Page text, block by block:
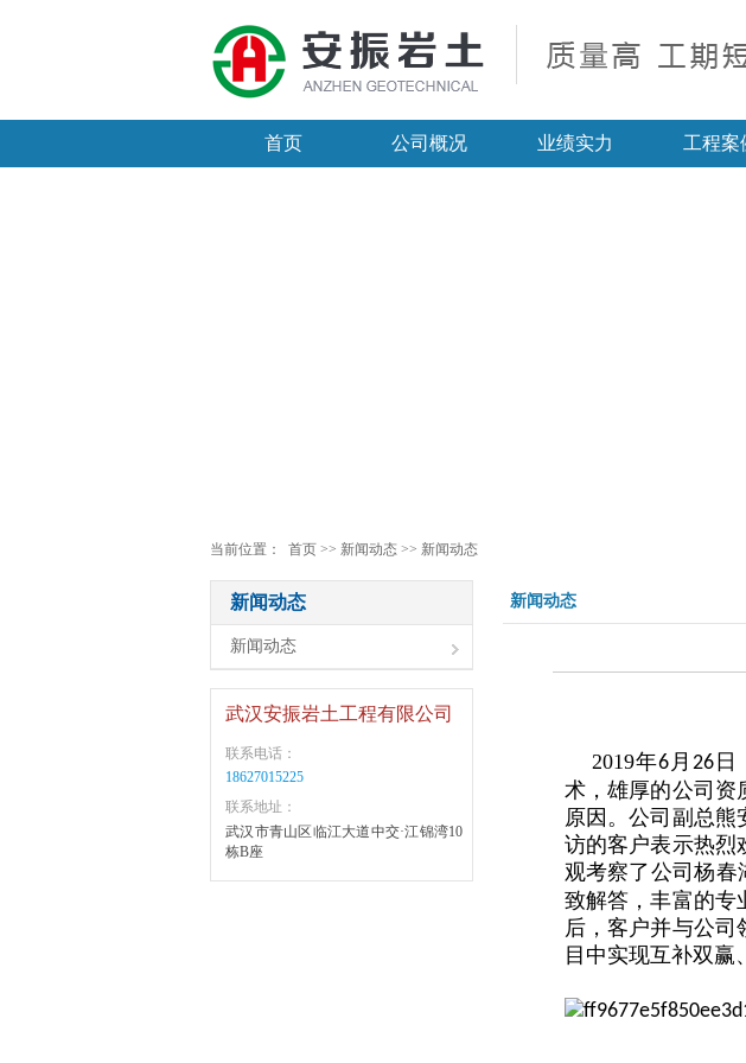
首页 公司概况 业绩实力 工程案
当前位置： 首页 >> 新闻动态 >> 新闻动态
新闻动态
新闻动态
武汉安振岩土工程有限公司
联系电话：
18627015225
联系地址：
武汉市青山区临江大道中交·江锦湾10
栋B座
新闻动态
2019年6 月26
术，雄厚的公司资
原因。公司副总熊
访的客户表示热烈
观考察了公司杨春
致解答，丰富的专
后，客户并与公
目中实现互补双赢